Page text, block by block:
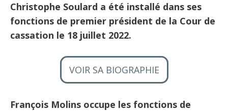
Christophe Soulard a été installé dans ses
fonctions de premier président de la Cour de
cassation le 18 juillet 2022.
VOIR SA BIOGRAPHIE
François Molins occupe les fonctions de